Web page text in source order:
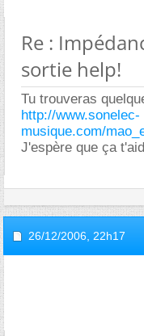
Re :
sortie help!
Tu trouveras
http://www.sonelec-
musique.com/
J'espère que ça
26/12/2006, 22h17